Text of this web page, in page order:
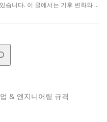
습니다. 이 글에서는 기후 변화와 …
& 엔지니어링 규격